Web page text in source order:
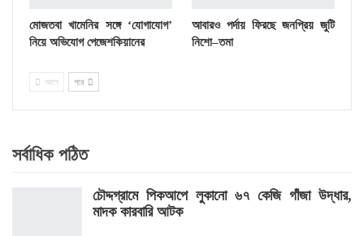
মোজতবা খামেনির সঙ্গে ‘যোগাযোগ’
নিয়ে অভিযোগ পেজেশকিয়ানের
আবারও পর্দায় ফিরছে জনপ্রিয় জুটি
নিশো–তমা
আগে পরে
সর্বাধিক পঠিত
চৌদ্দগ্রামে পিকআপে লুকানো ৬৭ কেজি গাঁজা উদ্ধার,
মাদক কারবারি আটক